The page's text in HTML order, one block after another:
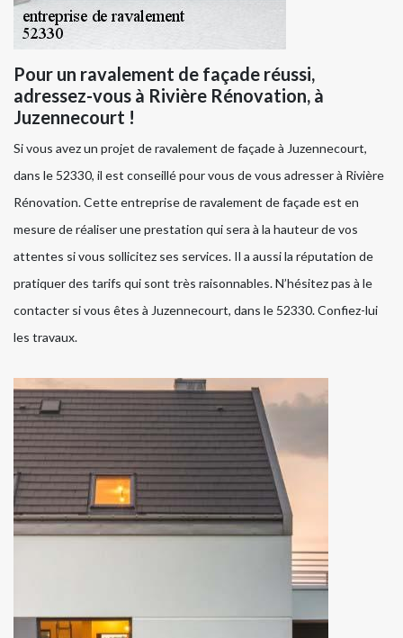
Pour un ravalement de façade réussi,
adressez-vous à Rivière Rénovation, à
Juzennecourt !
Si vous avez un projet de ravalement de façade à Juzennecourt,
dans le 52330, il est conseillé pour vous de vous adresser à Rivière
Rénovation. Cette entreprise de ravalement de façade est en
mesure de réaliser une prestation qui sera à la hauteur de vos
attentes si vous sollicitez ses services. Il a aussi la réputation de
pratiquer des tarifs qui sont très raisonnables. N’hésitez pas à le
contacter si vous êtes à Juzennecourt, dans le 52330. Confiez-lui
les travaux.